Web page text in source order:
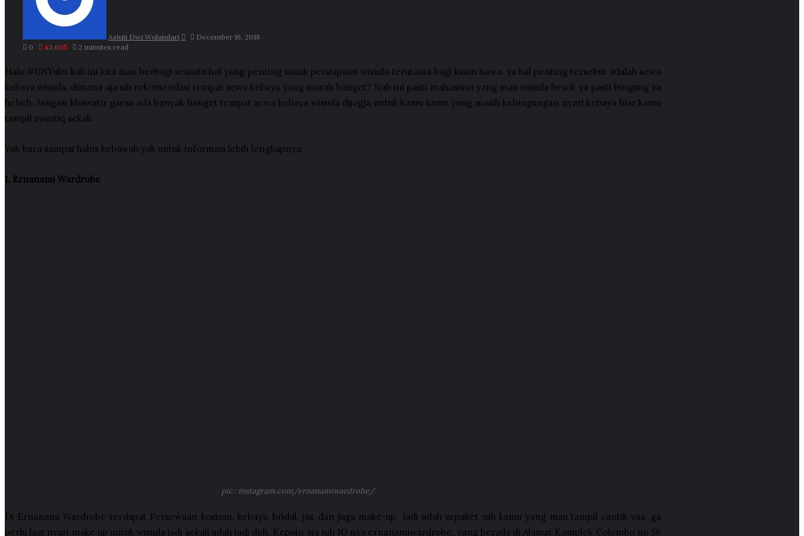
Astuti Dwi Wulandari
December 16, 2018
0
43,605 2 minutes read
Halo #UNYuku kali ini kita mau berbagi sesuatu hal yang penting untuk persiapaan wisuda terutama bagi kaum hawa. ya hal penting tersebut adalah sewa
kebaya wisuda. dimana aja sih rekomendasi tempat sewa kebaya yang murah banget? Nah ini pasti mahasiswi yang mau wisuda besok ya pasti bingung ya
heheh. Jangan khawatir gaess ada banyak banget tempat sewa kebaya wisuda dijogja untuk kamu kamu yang masih kebingungan nyari kebaya biar kamu
tampil syantiq sekali.
Yuk baca sampai habis kebawah yak untuk informasi lebih lengkapnya:
1. Ernanami Wardrobe
pic : instagram.com/ernanamiwardrobe/
Di Ernanami Wardrobe terdapat Persewaan kostum, kebaya, bridal, jas, dan juga make-up. Jadi udah sepaket nih kamu yang mau tampil cantik yaa. ga
perlu lagi nyari make up untuk wisuda jadi sekali udah jadi deh. Kepoin aja nih IG nya ernanamiwardrobe. yang berada di Alamat Komplek Colombo no 56